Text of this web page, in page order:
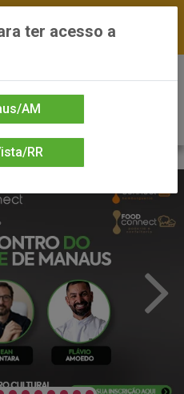
— Entrega em até 24h
ter acesso a
AM
RR